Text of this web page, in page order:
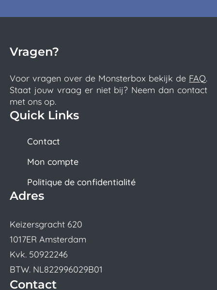
Vragen?
Voor vragen over de Monsterbox bekijk de FAQ.
Staat jouw vraag er niet bij? Neem dan contact
met ons op.
Quick Links
Contact
Mon compte
Politique de confidentialité
Adres
Keizersgracht 620
1017ER Amsterdam
Kvk. 50922246
BTW. NL822996029B01
Contact